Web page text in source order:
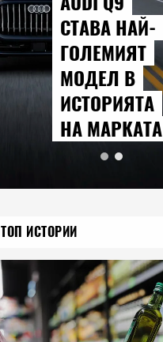
СТАВА НАЙ-
ГОЛЕМИЯТ
МОДЕЛ В
ИСТОРИЯТА
НА МАРКАТА
ТОП ИСТОРИИ